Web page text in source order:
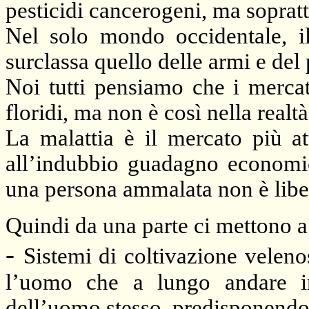
pesticidi cancerogeni, ma
Nel solo mondo occidentale,
surclassa quello delle armi e
Noi tutti pensiamo che i
floridi, ma non è così nella
La malattia è il mercato più
all’indubbio guadagno
una persona ammalata non è
Quindi da una parte ci mettono
- Sistemi di coltivazione
l’uomo che a lungo andare